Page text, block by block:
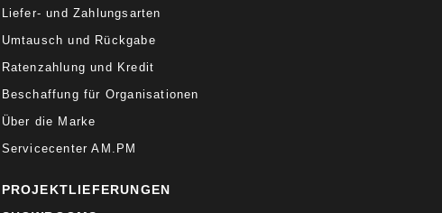
Liefer- und Zahlungsarten
Umtausch und Rückgabe
Ratenzahlung und Kredit
Beschaffung für Organisationen
Über die Marke
Servicecenter AM.PM
PROJEKTLIEFERUNGEN